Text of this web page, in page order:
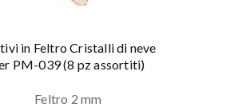
in Feltro Cristalli di neve
PM-039 (8 pz assortiti)
Feltro 2 mm